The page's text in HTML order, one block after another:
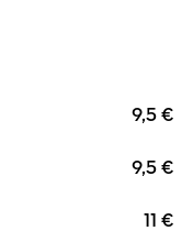
9,5 €
9,5 €
11 €